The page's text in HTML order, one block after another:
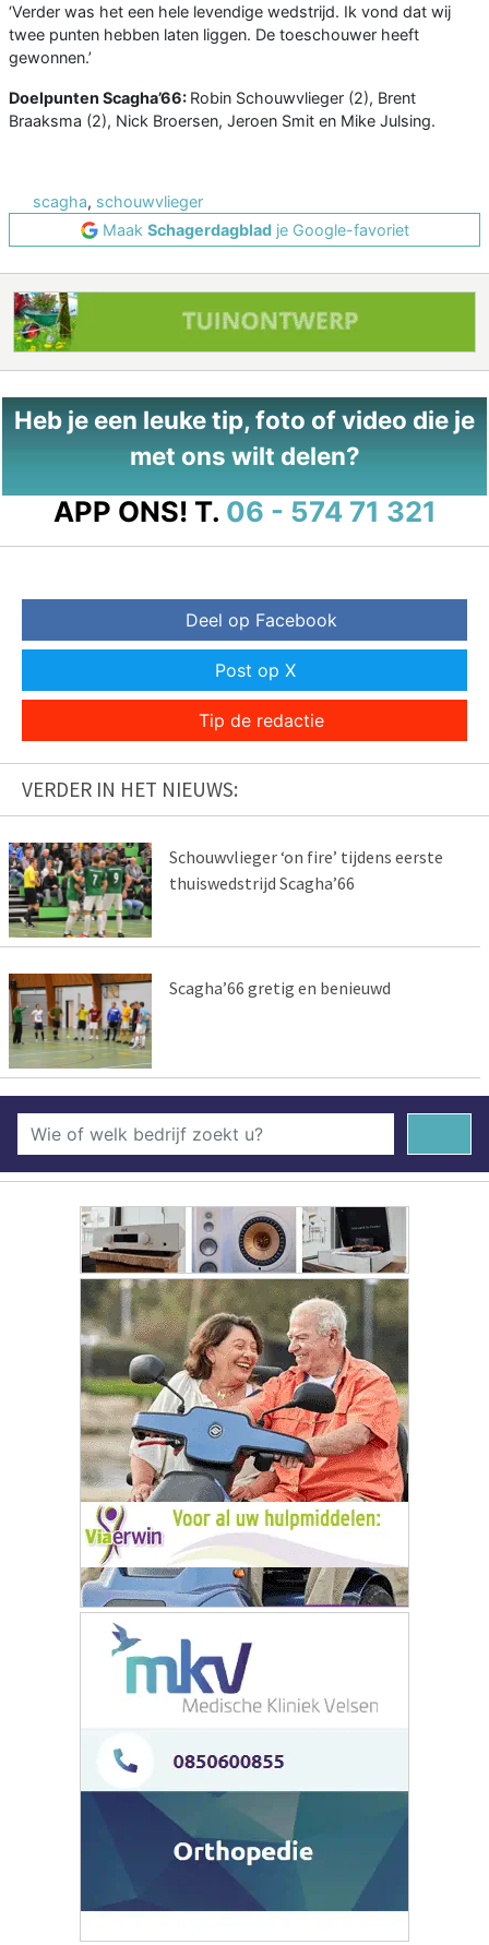
‘Verder was het een hele levendige wedstrijd. Ik vond dat wij
twee punten hebben laten liggen. De toeschouwer heeft
gewonnen.’
Doelpunten Scagha’66: Robin Schouwvlieger (2), Brent
Braaksma (2), Nick Broersen, Jeroen Smit en Mike Julsing.
scagha, schouwvlieger
Maak Schagerdagbladje Google-favoriet
Heb je een leuke tip, foto of video die je
met ons wilt delen?
APP ONS! T. 06 - 574 71 321
Deel op Facebook
Post op X
Tip de redactie
VERDER IN HET NIEUWS:
Schouwvlieger ‘on fire’ tijdens eerste
thuiswedstrijd Scagha’66
Scagha’66 gretig en benieuwd